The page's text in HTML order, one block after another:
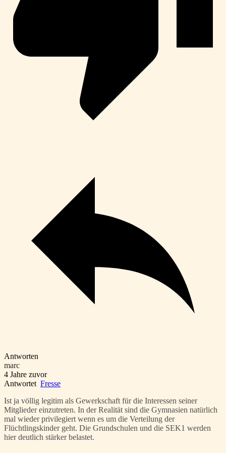
Antworten
marc
4 Jahre zuvor
Antwortet Fresse
Ist ja völlig legitim als Gewerkschaft für die Interessen seiner
Mitglieder einzutreten. In der Realität sind die Gymnasien natürlich
mal wieder privilegiert wenn es um die Verteilung der
Flüchtlingskinder geht. Die Grundschulen und die SEK1 werden
hier deutlich stärker belastet.